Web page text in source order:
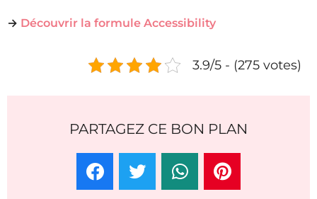
→ Découvrir la formule Accessibility
3.9/5 - (275 votes)
PARTAGEZ CE BON PLAN